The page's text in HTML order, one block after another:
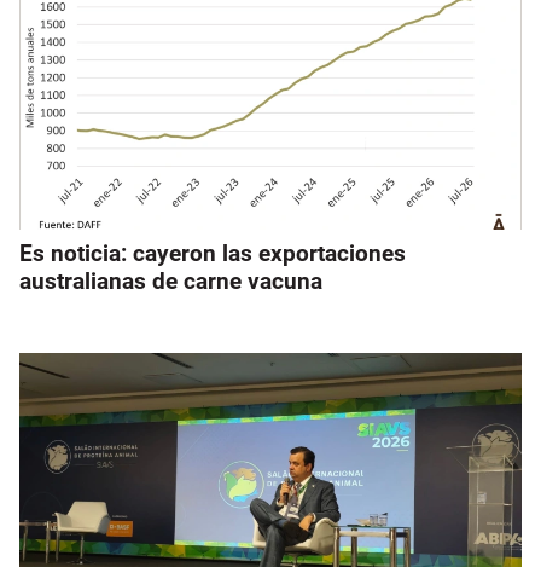
Es noticia: cayeron las exportaciones
australianas de carne vacuna